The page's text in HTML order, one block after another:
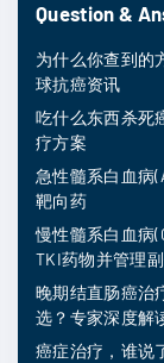
Question &
为什么你查到的
球抗癌资讯
吃什么东西杀死
疗方案
急性髓系白血病
靶向药
慢性髓系白血病
TKI药物并管理
晚期结直肠癌治
选？专家深度解
癌症治疗，谁说